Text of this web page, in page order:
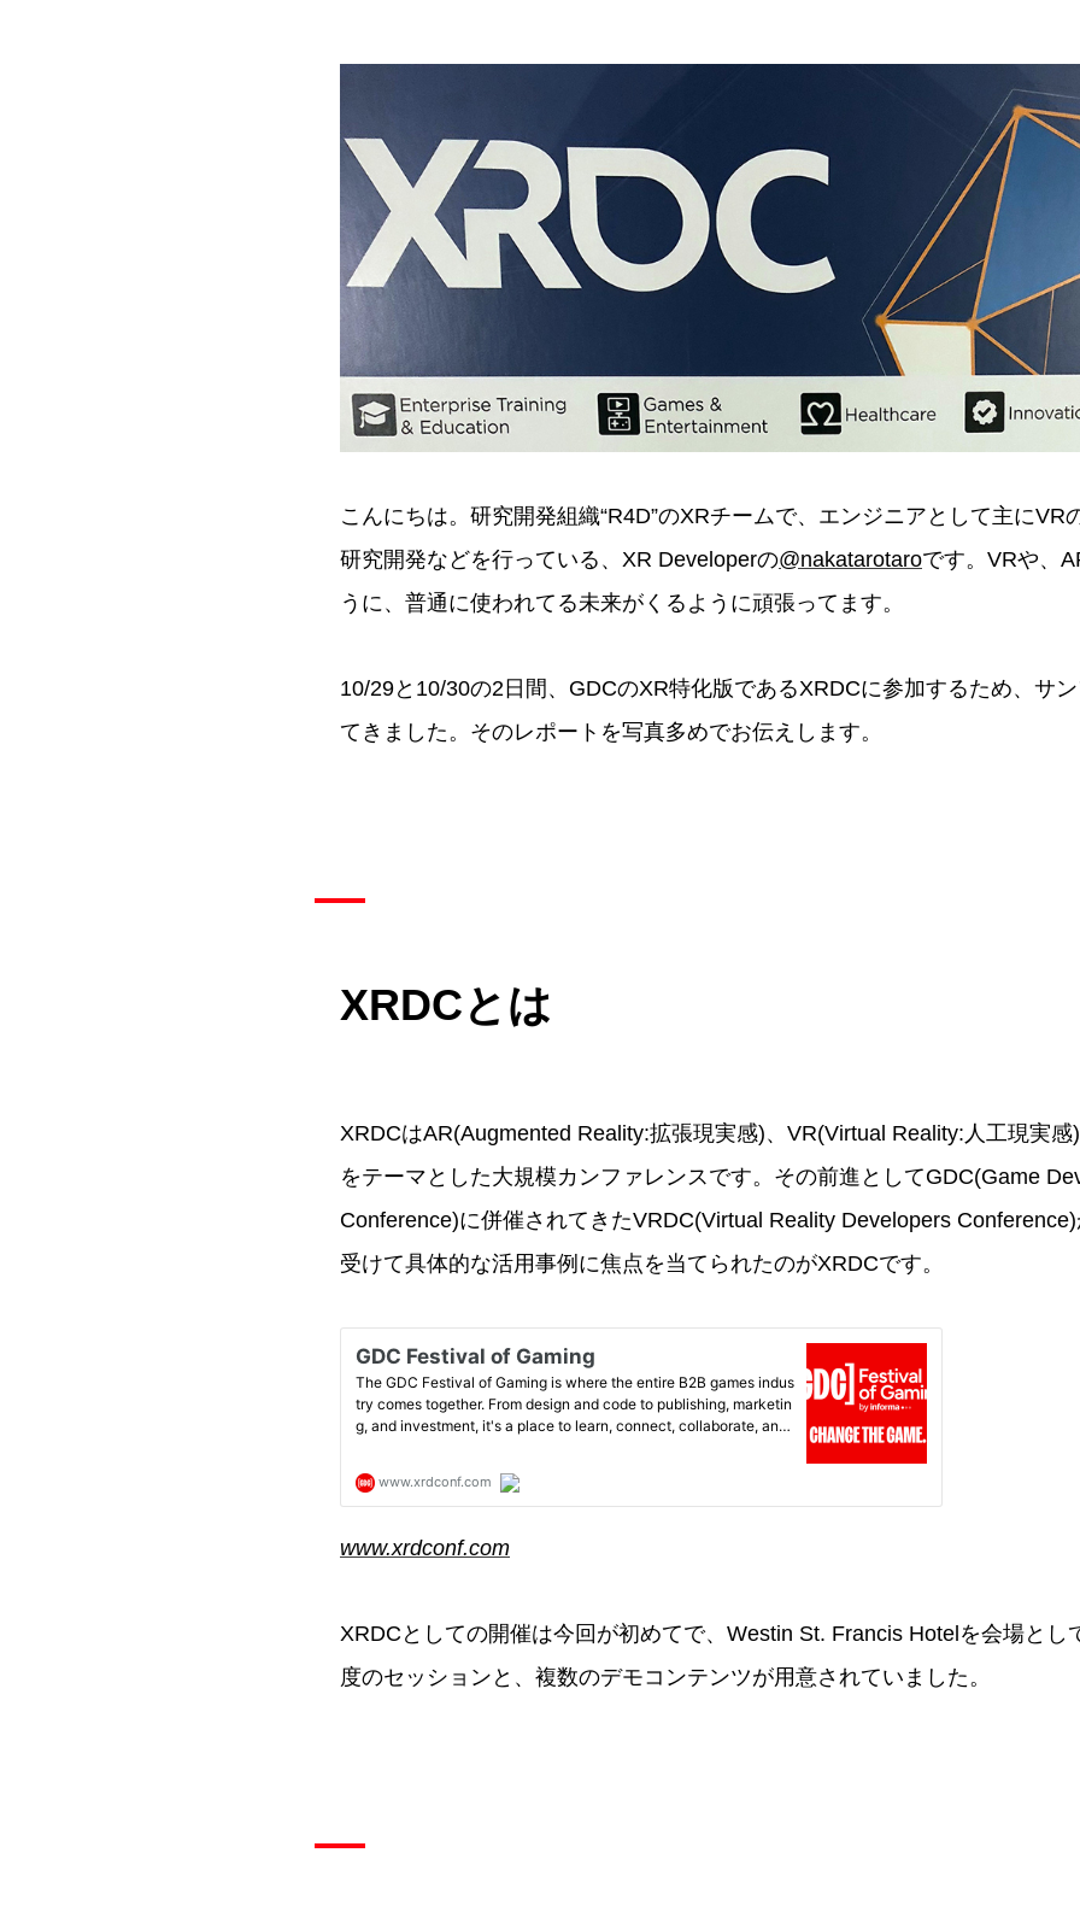
こんにちは。研究開発組織“R4D”のXRチームで、エンジニアとして主にVR
研究開発などを行っている、XR Developerの@nakatarotaroです。VRや、
うに、普通に使われてる未来がくるように頑張ってます。
10/29と10/30の2日間、GDCのXR特化版であるXRDCに参加するため、サ
てきました。そのレポートを写真多めでお伝えします。
XRDCとは
XRDCはAR(Augmented Reality:拡張現実感)、VR(Virtual Reality:人工現実
をテーマとした大規模カンファレンスです。その前進としてGDC(Game
Conference)に併催されてきたVRDC(Virtual Reality Developers
受けて具体的な活用事例に焦点を当てられたのがXRDCです。
www.xrdconf.com
XRDCとしての開催は今回が初めてで、Westin St. Francis Hotelを会場とし
度のセッションと、複数のデモコンテンツが用意されていました。